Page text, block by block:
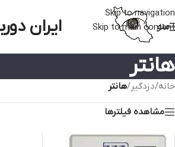
Skip to navigation
Skip to main content
منو ایران
هانتر
خانه/دزدگیر/هانتر
مشاهده فیلترها